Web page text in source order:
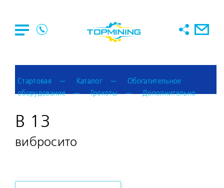
Стартовая Каталог
Обогатительное
оборудование
Грохоты Дополнительно
B 13
вибросито